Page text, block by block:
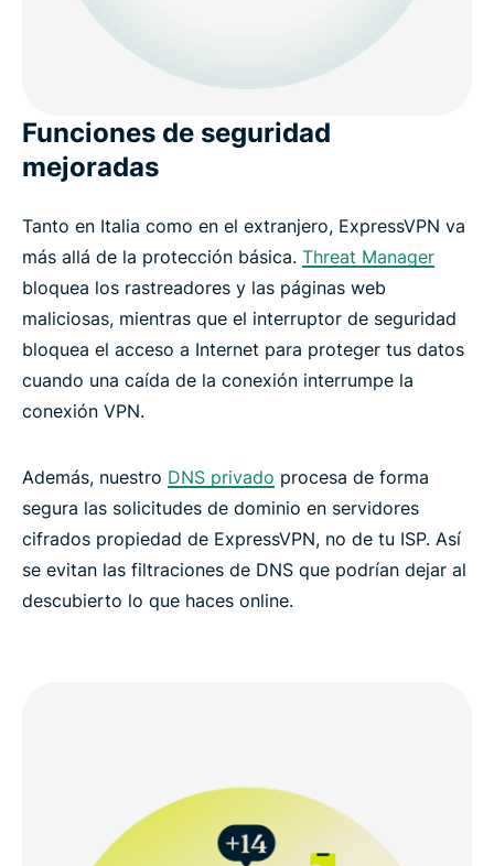
Funciones de seguridad
mejoradas
Tanto en Italia como en el extranjero, ExpressVPN va
más allá de la protección básica. Threat Manager
bloquea los rastreadores y las páginas web
maliciosas, mientras que el interruptor de seguridad
bloquea el acceso a Internet para proteger tus datos
cuando una caída de la conexión interrumpe la
conexión VPN.
Además, nuestro DNS privado procesa de forma
segura las solicitudes de dominio en servidores
cifrados propiedad de ExpressVPN, no de tu ISP. Así
se evitan las filtraciones de DNS que podrían dejar al
descubierto lo que haces online.